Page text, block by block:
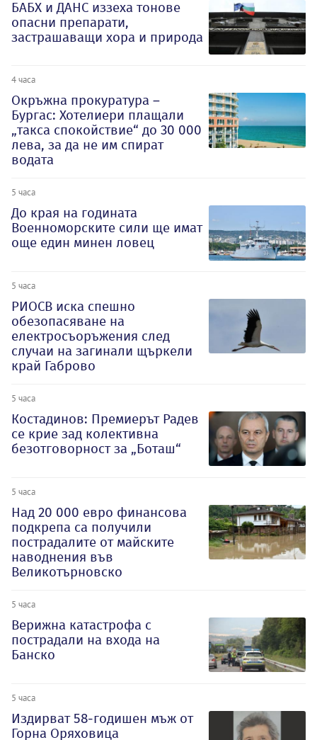
БАБХ и ДАНС иззеха тонове
опасни препарати,
застрашаващи хора и природа
4 часа
Окръжна прокуратура –
Бургас: Хотелиери плащали
„такса спокойствие“ до 30 000
лева, за да не им спират
водата
5 часа
До края на годината
Военноморските сили ще имат
още един минен ловец
5 часа
РИОСВ иска спешно
обезопасяване на
електросъоръжения след
случаи на загинали щъркели
край Габрово
5 часа
Костадинов: Премиерът Радев
се крие зад колективна
безотговорност за „Боташ“
5 часа
Над 20 000 евро финансова
подкрепа са получили
пострадалите от майските
наводнения във
Великотърновско
5 часа
Верижна катастрофа с
пострадали на входа на
Банско
5 часа
Издирват 58-годишен мъж от
Горна Оряховица